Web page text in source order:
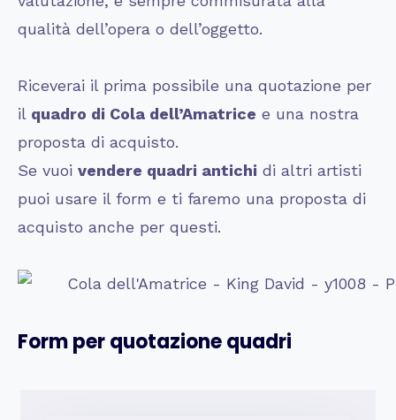
qualità dell’opera o dell’oggetto.
Riceverai il prima possibile una quotazione per
il quadro di Cola dell’Amatrice e una nostra
proposta di acquisto.
Se vuoi vendere quadri antichi di altri artisti
puoi usare il form e ti faremo una proposta di
acquisto anche per questi.
Form per quotazione quadri